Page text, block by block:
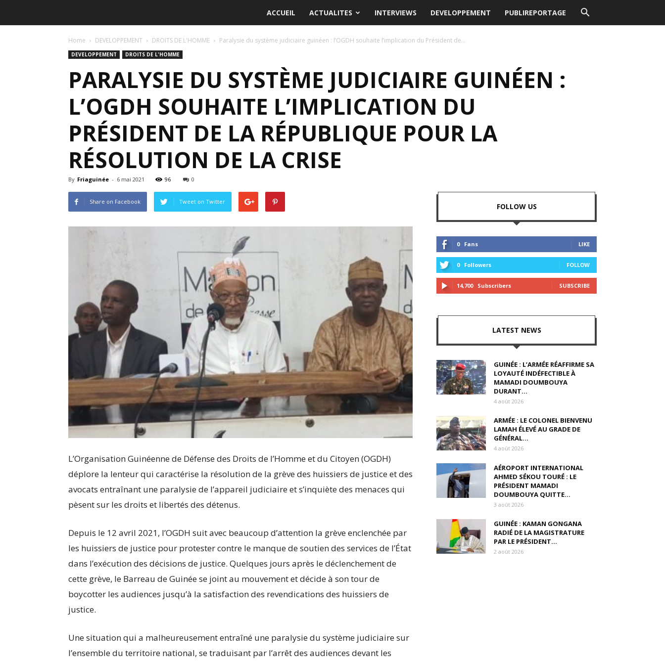
ACCUEIL ACTUALITES INTERVIEWS DEVELOPPEMENT PUBLIREPORTAGE
Home DEVELOPPEMENT DROITS DE L'HOMME Paralysie du système judiciaire guinéen : l’OGDH souhaite l’implication du Président de...
DEVELOPPEMENT DROITS DE L'HOMME
PARALYSIE DU SYSTÈME JUDICIAIRE GUINÉEN :
L’OGDH SOUHAITE L’IMPLICATION DU
PRÉSIDENT DE LA RÉPUBLIQUE POUR LA
RÉSOLUTION DE LA CRISE
By Friaguinée - 6 mai 2021 96 0
Share on Facebook Tweet on Twitter
L’Organisation Guinéenne de Défense des Droits de l’Homme et du Citoyen (OGDH)
déplore la lenteur qui caractérise la résolution de la grève des huissiers de justice et des
avocats entraînant une paralysie de l’appareil judiciaire et s’inquiète des menaces qui
pèsent sur les droits et libertés des détenus.
Depuis le 12 avril 2021, l’OGDH suit avec beaucoup d’attention la grève enclenchée par
les huissiers de justice pour protester contre le manque de soutien des services de l’État
dans l’exécution des décisions de justice. Quelques jours après le déclenchement de
cette grève, le Barreau de Guinée se joint au mouvement et décide à son tour de
boycotter les audiences jusqu’à la satisfaction des revendications des huissiers de
justice.
Une situation qui a malheureusement entraîné une paralysie du système judiciaire sur
l’ensemble du territoire national, se traduisant par l’arrêt des audiences devant les
FOLLOW US
0 Fans LIKE
0 Followers FOLLOW
14,700 Subscribers SUBSCRIBE
LATEST NEWS
GUINÉE : L’ARMÉE RÉAFFIRME SA
LOYAUTÉ INDÉFECTIBLE À
MAMADI DOUMBOUYA
DURANT...
4 août 2026
ARMÉE : LE COLONEL BIENVENU
LAMAH ÉLEVÉ AU GRADE DE
GÉNÉRAL...
4 août 2026
AÉROPORT INTERNATIONAL
AHMED SÉKOU TOURÉ : LE
PRÉSIDENT MAMADI
DOUMBOUYA QUITTE...
3 août 2026
GUINÉE : KAMAN GONGANA
RADIÉ DE LA MAGISTRATURE
PAR LE PRÉSIDENT...
2 août 2026